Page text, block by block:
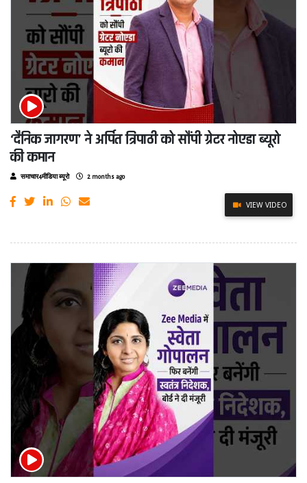
‘दैनिक जागरण’ ने अर्पित त्रिपाठी को सौंपी ग्रेटर नोएडा ब्यूरो
की कमान
समाचार4मीडिया ब्यूरो 2 months ago
VIEW VIDEO